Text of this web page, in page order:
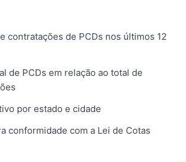
contratações de PCDs nos últimos 12
de PCDs em relação ao total de
por estado e cidade
conformidade com a Lei de Cotas